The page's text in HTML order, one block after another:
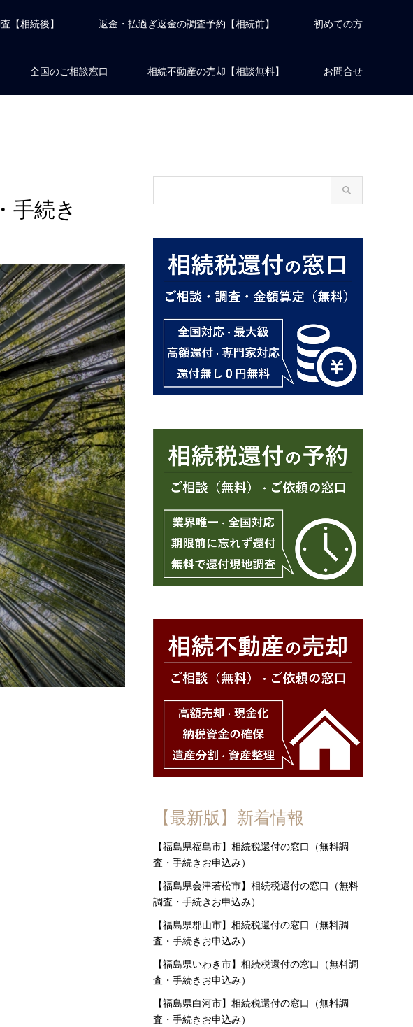
【相続後】 返金・払過ぎ返金の調査予約【相続前】 初めての方
全国のご相談窓口 相続不動産の売却【相談無料】 お問合せ
手続き
【最新版】新着情報
【福島県福島市】相続税還付の窓口（無料調
査・手続きお申込み）
【福島県会津若松市】相続税還付の窓口（無料
調査・手続きお申込み）
【福島県郡山市】相続税還付の窓口（無料調
査・手続きお申込み）
【福島県いわき市】相続税還付の窓口（無料調
査・手続きお申込み）
【福島県白河市】相続税還付の窓口（無料調
査・手続きお申込み）